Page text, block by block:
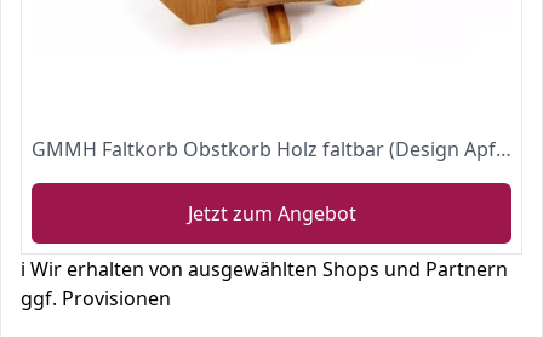
GMMH Faltkorb Obstkorb Holz faltbar (Design Apfel/2)
Jetzt zum Angebot
ℹ️ Wir erhalten von ausgewählten Shops und Partnern
ggf. Provisionen